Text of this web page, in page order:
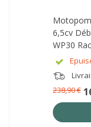
6,5cv
WP30
238,90 €